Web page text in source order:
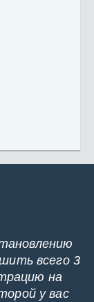
всего 3
на
у вас